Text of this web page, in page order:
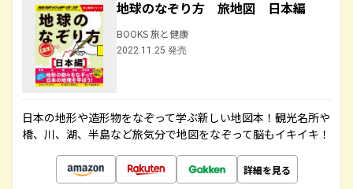
地球のなぞり方 旅地図 日本編
BOOKS 旅と健康
2022.11.25 発売
日本の地形や造形物をなぞって学ぶ新しい地図本！観光名所や
橋、川、湖、半島など旅気分で地図をなぞって脳もイキイキ！
詳細を見る